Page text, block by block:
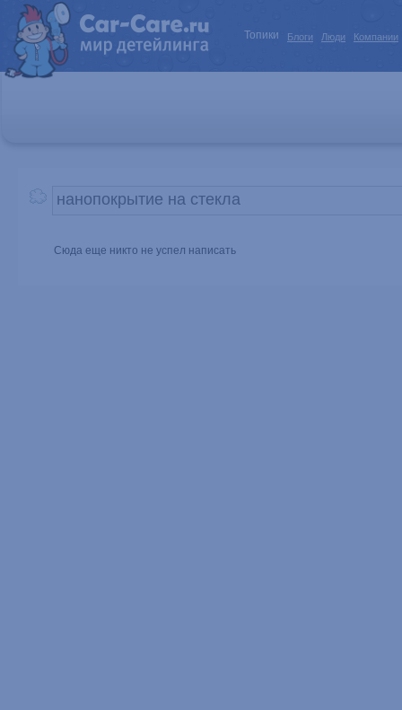
Топики Блоги Люди Компании
Сюда еще никто не успел написать